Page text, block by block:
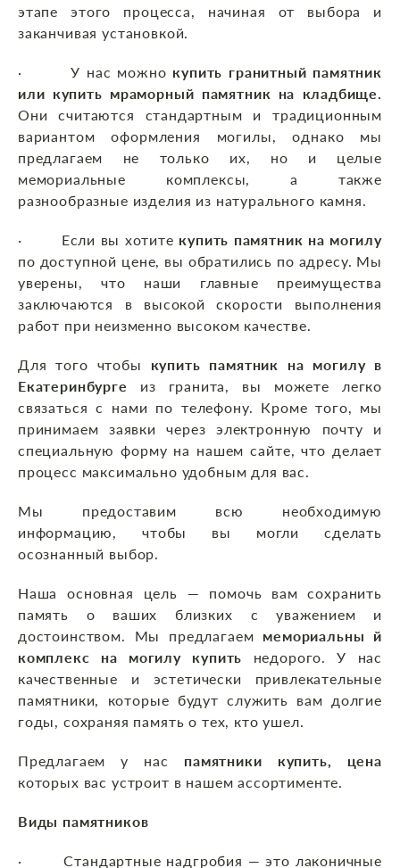
этапе этого процесса, начиная от выбора и
заканчивая установкой.
· У нас можно купить гранитный памятник
или купить мраморный памятник на кладбище.
Они считаются стандартным и традиционным
вариантом оформления могилы, однако мы
предлагаем не только их, но и целые
мемориальные комплексы, а также
разнообразные изделия из натурального камня.
· Если вы хотите купить памятник на могилу
по доступной цене, вы обратились по адресу. Мы
уверены, что наши главные преимущества
заключаются в высокой скорости выполнения
работ при неизменно высоком качестве.
Для того чтобы купить памятник на могилу в
Екатеринбурге из гранита, вы можете легко
связаться с нами по телефону. Кроме того, мы
принимаем заявки через электронную почту и
специальную форму на нашем сайте, что делает
процесс максимально удобным для вас.
Мы предоставим всю необходимую
информацию, чтобы вы могли сделать
осознанный выбор.
Наша основная цель — помочь вам сохранить
память о ваших близких с уважением и
достоинством. Мы предлагаем мемориальны й
комплекс на могилу купить недорого. У нас
качественные и эстетически привлекательные
памятники, которые будут служить вам долгие
годы, сохраняя память о тех, кто ушел.
Предлагаем у нас памятники купить, цена
которых вас устроит в нашем ассортименте.
Виды памятников
· Стандартные надгробия — это лаконичные